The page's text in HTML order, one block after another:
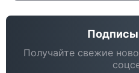
Получайте свежие